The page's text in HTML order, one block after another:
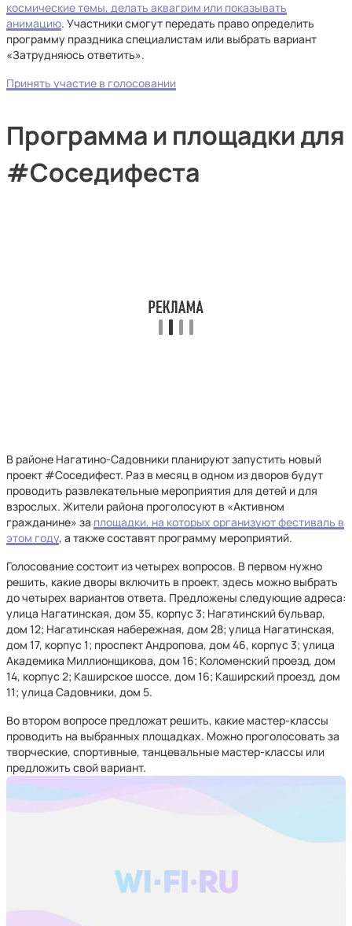
космические темы, делать аквагрим или показывать
анимацию. Участники смогут передать право определить
программу праздника специалистам или выбрать вариант
«Затрудняюсь ответить».
Принять участие в голосовании
Программа и площадки для
#Соседифеста
В районе Нагатино-Садовники планируют запустить новый
проект #Соседифест. Раз в месяц в одном из дворов будут
проводить развлекательные мероприятия для детей и для
взрослых. Жители района проголосуют в «Активном
гражданине» за площадки, на которых организуют фестиваль в
этом году, а также составят программу мероприятий.
Голосование состоит из четырех вопросов. В первом нужно
решить, какие дворы включить в проект, здесь можно выбрать
до четырех вариантов ответа. Предложены следующие адреса:
улица Нагатинская, дом 35, корпус 3; Нагатинский бульвар,
дом 12; Нагатинская набережная, дом 28; улица Нагатинская,
дом 17, корпус 1; проспект Андропова, дом 46, корпус 3; улица
Академика Миллионщикова, дом 16; Коломенский проезд, дом
14, корпус 2; Каширское шоссе, дом 16; Каширский проезд, дом
11; улица Садовники, дом 5.
Во втором вопросе предложат решить, какие мастер-классы
проводить на выбранных площадках. Можно проголосовать за
творческие, спортивные, танцевальные мастер-классы или
предложить свой вариант.